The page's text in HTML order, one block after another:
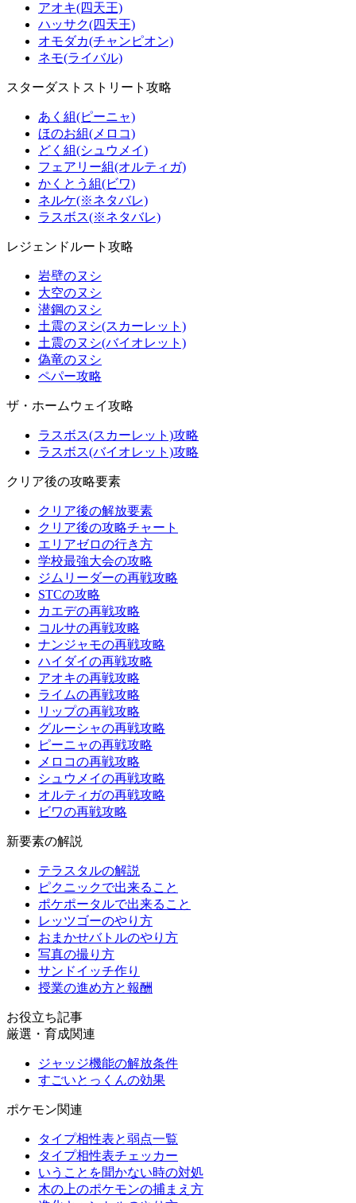
アオキ(四天王)
ハッサク(四天王)
オモダカ(チャンピオン)
ネモ(ライバル)
スターダストストリート攻略
あく組(ピーニャ)
ほのお組(メロコ)
どく組(シュウメイ)
フェアリー組(オルティガ)
かくとう組(ビワ)
ネルケ(※ネタバレ)
ラスボス(※ネタバレ)
レジェンドルート攻略
岩壁のヌシ
大空のヌシ
潜鋼のヌシ
土震のヌシ(スカーレット)
土震のヌシ(バイオレット)
偽竜のヌシ
ペパー攻略
ザ・ホームウェイ攻略
ラスボス(スカーレット)攻略
ラスボス(バイオレット)攻略
クリア後の攻略要素
クリア後の解放要素
クリア後の攻略チャート
エリアゼロの行き方
学校最強大会の攻略
ジムリーダーの再戦攻略
STCの攻略
カエデの再戦攻略
コルサの再戦攻略
ナンジャモの再戦攻略
ハイダイの再戦攻略
アオキの再戦攻略
ライムの再戦攻略
リップの再戦攻略
グルーシャの再戦攻略
ピーニャの再戦攻略
メロコの再戦攻略
シュウメイの再戦攻略
オルティガの再戦攻略
ビワの再戦攻略
新要素の解説
テラスタルの解説
ピクニックで出来ること
ポケポータルで出来ること
レッツゴーのやり方
おまかせバトルのやり方
写真の撮り方
サンドイッチ作り
授業の進め方と報酬
お役立ち記事
厳選・育成関連
ジャッジ機能の解放条件
すごいとっくんの効果
ポケモン関連
タイプ相性表と弱点一覧
タイプ相性表チェッカー
いうことを聞かない時の対処
木の上のポケモンの捕まえ方